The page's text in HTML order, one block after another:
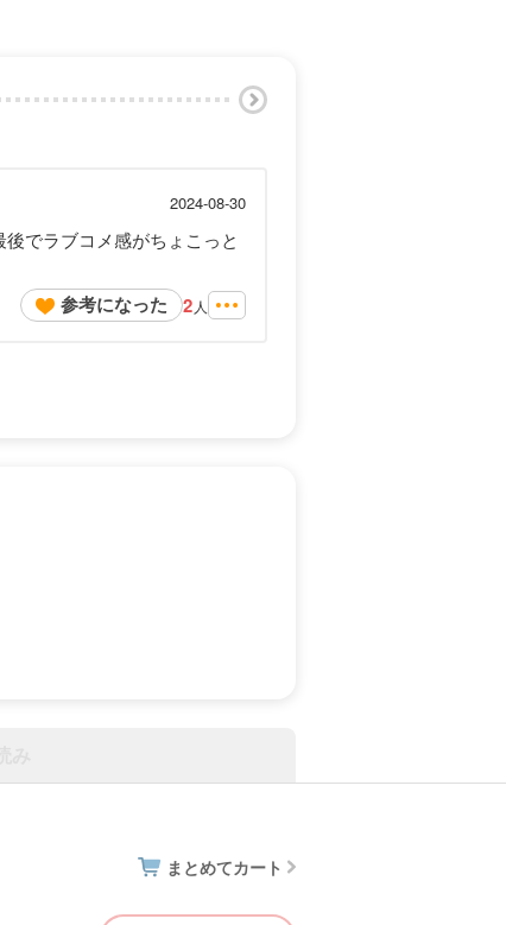
2024-08-30
でラブコメ感がちょこっと
参考になった 2 人
まとめてカート